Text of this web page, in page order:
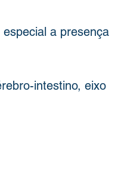
a presença
intestino, eixo